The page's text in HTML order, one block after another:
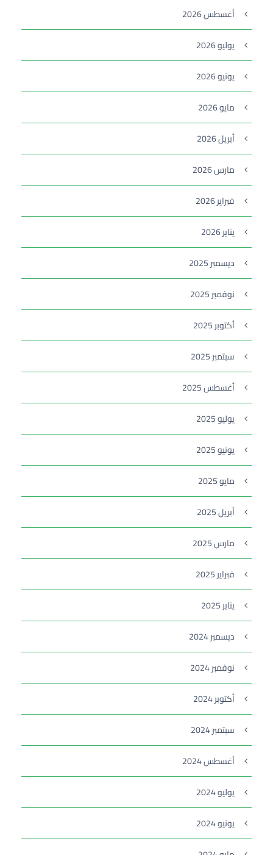
أغسطس 2026
يوليو 2026
يونيو 2026
مايو 2026
أبريل 2026
مارس 2026
فبراير 2026
يناير 2026
ديسمبر 2025
نوفمبر 2025
أكتوبر 2025
سبتمبر 2025
أغسطس 2025
يوليو 2025
يونيو 2025
مايو 2025
أبريل 2025
مارس 2025
فبراير 2025
يناير 2025
ديسمبر 2024
نوفمبر 2024
أكتوبر 2024
سبتمبر 2024
أغسطس 2024
يوليو 2024
يونيو 2024